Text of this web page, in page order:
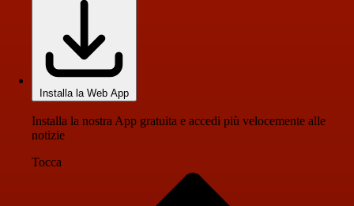
Installa la Web App
Installa la nostra App gratuita e accedi più velocemente alle
notizie
Tocca